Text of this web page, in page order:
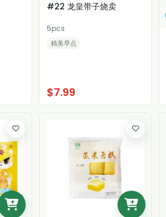
#22 龙皇带子烧卖
5pcs
精美早点
$7.99